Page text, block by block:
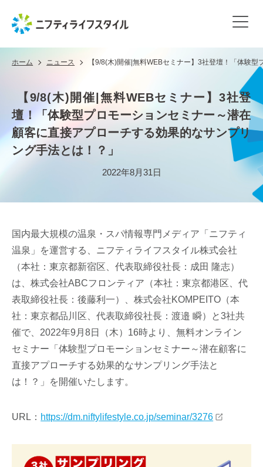
ホーム ニュース 【9/8(木)開催|無料WEBセミナー】3社登壇！「体験
【9/8(木)開催|無料WEBセミナー】3社登
壇！「体験型プロモーションセミナー～潜在
顧客に直接アプローチする効果的なサンプリ
ング手法とは！？」
2022年8月31日
国内最大規模の温泉・スパ情報専門メディア「ニフティ
温泉」を運営する、ニフティライフスタイル株式会社
（本社：東京都新宿区、代表取締役社長：成田 隆志）
は、株式会社ABCフロンティア（本社：東京都港区、代
表取締役社長：後藤利一）、株式会社KOMPEITO（本
社：東京都品川区、代表取締役社長：渡邉 瞬）と3社共
催で、2022年9月8日（木）16時より、無料オンライン
セミナー「体験型プロモーションセミナー～潜在顧客に
直接アプローチする効果的なサンプリング手法と
は！？」を開催いたします。
URL： https://dm.niftylifestyle.co.jp/seminar/3276